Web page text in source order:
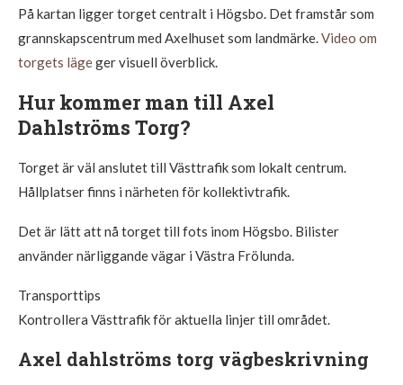
På kartan ligger torget centralt i Högsbo. Det framstår som
grannskapscentrum med Axelhuset som landmärke.Video om
torgets lägeger visuell överblick.
Hur kommer man till Axel
Dahlströms Torg?
Torget är väl anslutet till Västtrafik som lokalt centrum.
Hållplatser finns i närheten för kollektivtrafik.
Det är lätt att nå torget till fots inom Högsbo. Bilister
använder närliggande vägar i Västra Frölunda.
Transporttips
Kontrollera Västtrafik för aktuella linjer till området.
Axel dahlströms torg vägbeskrivning